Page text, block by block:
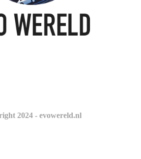
2024 - evowereld.nl